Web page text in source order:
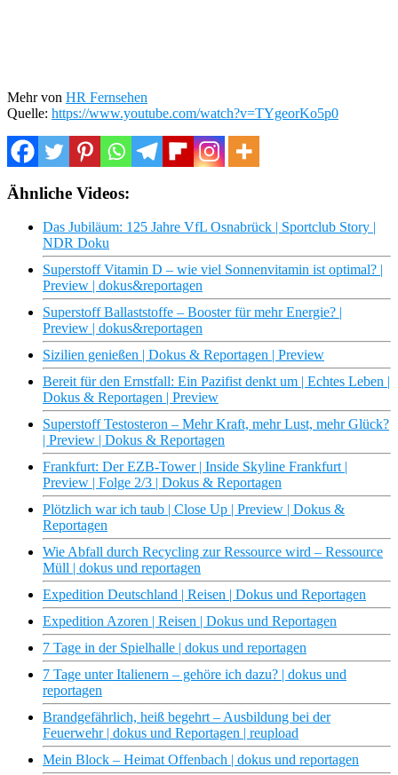
Mehr von HR Fernsehen
Quelle: https://www.youtube.com/watch?v=TYgeorKo5p0
Ähnliche Videos:
Das Jubiläum: 125 Jahre VfL Osnabrück | Sportclub Story |
NDR Doku
Superstoff Vitamin D – wie viel Sonnenvitamin ist optimal? |
Preview | dokus&reportagen
Superstoff Ballaststoffe – Booster für mehr Energie? |
Preview | dokus&reportagen
Sizilien genießen | Dokus & Reportagen | Preview
Bereit für den Ernstfall: Ein Pazifist denkt um | Echtes Leben |
Dokus & Reportagen | Preview
Superstoff Testosteron – Mehr Kraft, mehr Lust, mehr Glück?
| Preview | Dokus & Reportagen
Frankfurt: Der EZB-Tower | Inside Skyline Frankfurt |
Preview | Folge 2/3 | Dokus & Reportagen
Plötzlich war ich taub | Close Up | Preview | Dokus &
Reportagen
Wie Abfall durch Recycling zur Ressource wird – Ressource
Müll | dokus und reportagen
Expedition Deutschland | Reisen | Dokus und Reportagen
Expedition Azoren | Reisen | Dokus und Reportagen
7 Tage in der Spielhalle | dokus und reportagen
7 Tage unter Italienern – gehöre ich dazu? | dokus und
reportagen
Brandgefährlich, heiß begehrt – Ausbildung bei der
Feuerwehr | dokus und Reportagen | reupload
Mein Block – Heimat Offenbach | dokus und reportagen